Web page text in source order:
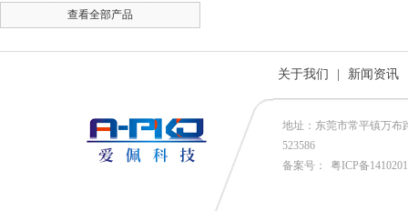
查看全部产品
关于我们 新闻资讯
地址：东莞市常平镇万布
523586
备案号：
粤ICP备